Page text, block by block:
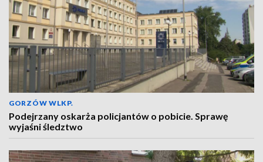
GORZÓW WLKP.
Podejrzany oskarża policjantów o pobicie. Sprawę
wyjaśni śledztwo